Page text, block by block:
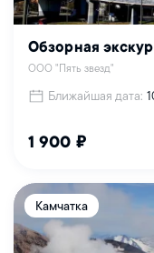
Обзорная
ООО "Пять звезд"
Ближайшая дата:
1 900 ₽
Камчатка